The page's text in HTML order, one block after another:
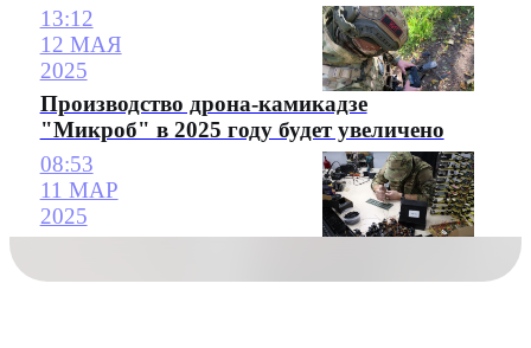
13:12
12 МАЯ
2025
Производство дрона-камикадзе
"Микроб" в 2025 году будет увеличено
08:53
11 МАР
2025